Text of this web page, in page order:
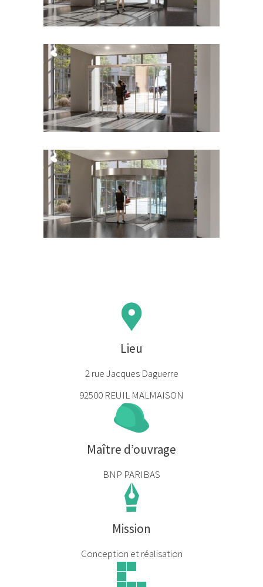
Lieu
2 rue Jacques Daguerre
92500 REUIL MALMAISON
Maître d’ouvrage
BNP PARIBAS
Mission
Conception et réalisation